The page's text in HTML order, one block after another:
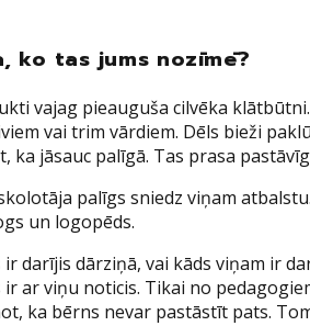
ko tas jums nozīmē?
vajag pieauguša cilvēka
vai trim vārdiem. Dēls bieži
ka jāsauc palīgā. Tas prasa
palīgs sniedz viņam
un logopēds.
darījis dārziņā, vai kāds viņam ir
ar viņu noticis. Tikai no
ka bērns nevar pastāstīt pats.